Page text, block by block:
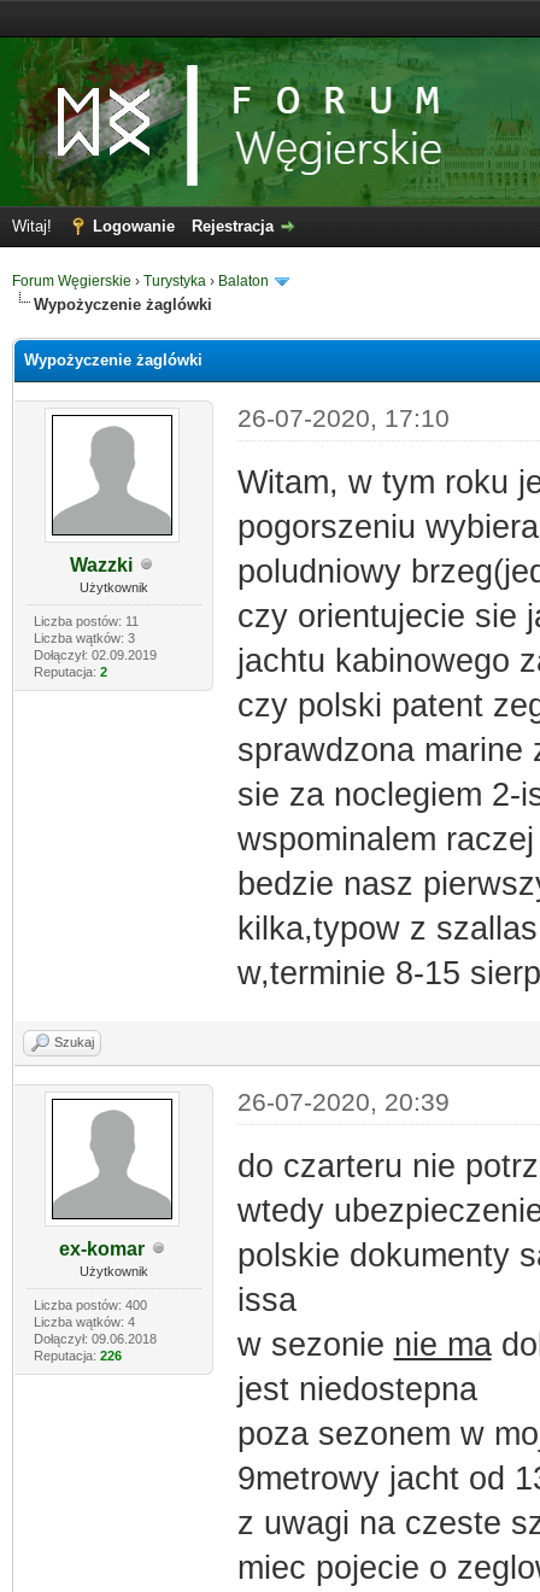
Witaj! Logowanie Rejestracja
Forum Węgierskie › Turystyka › Balaton
Wypożyczenie żaglówki
Wypożyczenie żaglówki
Wazzki
Użytkownik
Liczba postów: 11
Liczba wątków: 3
Dołączył: 02.09.2019
Reputacja: 2
26-07-2020, 17:10
Witam, w tym roku
pogorszeniu
poludniowy
czy orientujecie sie
jachtu kabinowego
czy polski patent
sprawdzona marine
sie za noclegiem 2-
wspominalem
bedzie nasz
kilka,typow z
w,terminie 8-15
Szukaj
ex-komar
Użytkownik
Liczba postów: 400
Liczba wątków: 4
Dołączył: 09.06.2018
Reputacja: 226
26-07-2020, 20:39
do czarteru nie
wtedy
polskie dokumenty
issa
w sezonie nie ma
jest niedostepna
poza sezonem w
9metrowy jacht od
z uwagi na czeste
miec pojecie o